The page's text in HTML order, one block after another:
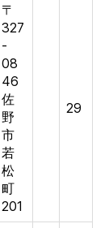
〒
327
-
08
46
佐
野
市
若
松
町
201
29